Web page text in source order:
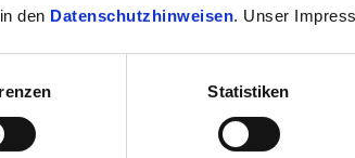
den Datenschutzhinweisen. Unser
Statistiken